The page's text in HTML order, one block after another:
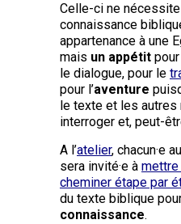
Celle-ci ne nécessite
connaissance
appartenance à une
mais un appétit
le dialogue, pour le
pour l’aventure
le texte et les autres
interroger et, peut-
A l’atelier, chacun·e
sera invité·e à mettre
cheminer étape par
du texte biblique
connaissance.